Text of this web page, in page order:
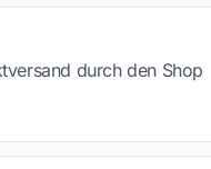
durch den Shop